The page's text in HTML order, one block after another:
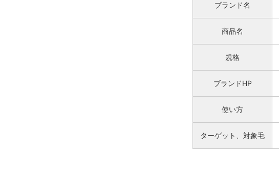
ブランド名
商品名
規格
ブランドHP
使い方
ターゲット、対象毛